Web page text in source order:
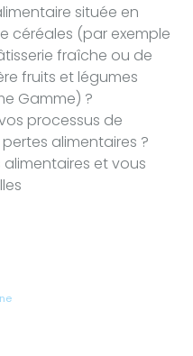
située en
céréales (par exemple
fraîche ou de
fruits et légumes
Gamme) ?
processus de
alimentaires ?
et vous